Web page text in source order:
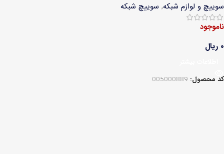
سوییچ و لوازم شبکه, سوییچ شبکه
ناموجود
۰ ریال
کد محصول: 005000889